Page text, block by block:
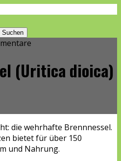
(Uritica dioica)
die wehrhafte Brennnessel.
bietet für über 150
und Nahrung.